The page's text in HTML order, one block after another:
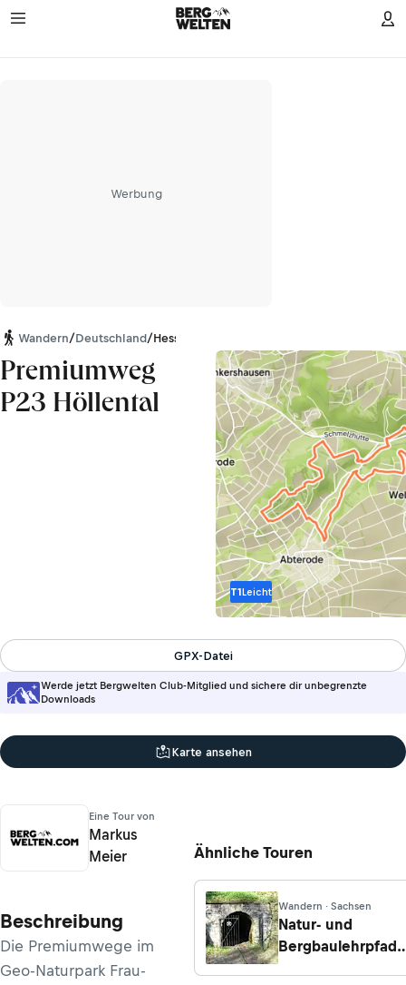
Werbung
Wandern/Deutschland/Hessen
Premiumweg
P23 Höllental
T1Leicht
Werde jetzt Bergwelten Club-Mitglied und sichere dir unbegrenzte
Downloads
GPX-Datei
Karte ansehen
Eine Tour von
Markus
Meier
Beschreibung
Die Premiumwege im
Geo-Naturpark Frau-
Ähnliche Touren
Wandern · Sachsen
Natur- und
Bergbaulehrpfad